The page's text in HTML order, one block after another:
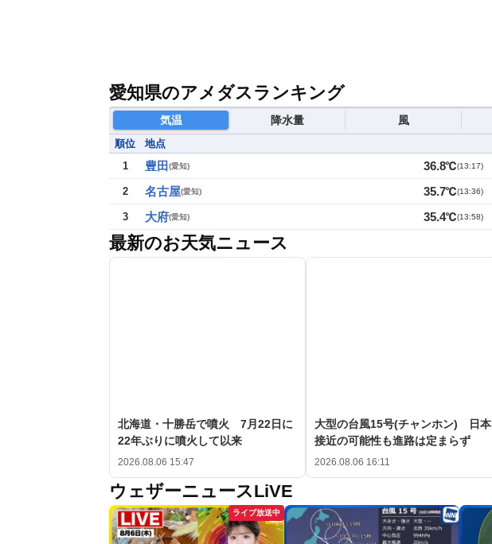
愛知県のアメダスランキング
気温 降水量 風
順位 地点
1
豊田 (愛知) 36.8℃(13:17)
2 名古屋(愛知) 35.7℃(13:36)
3 大府(愛知) 35.4℃(13:58)
最新のお天気ニュース
北海道・十勝岳で噴火 7月22日に
22年ぶりに噴火して以来
2026.08.06 15:47
大型の台風15号(チャンホン) 日本
接近の可能性も進路は定まらず
2026.08.06 16:11
ウェザーニュースLiVE
ライブ放送中